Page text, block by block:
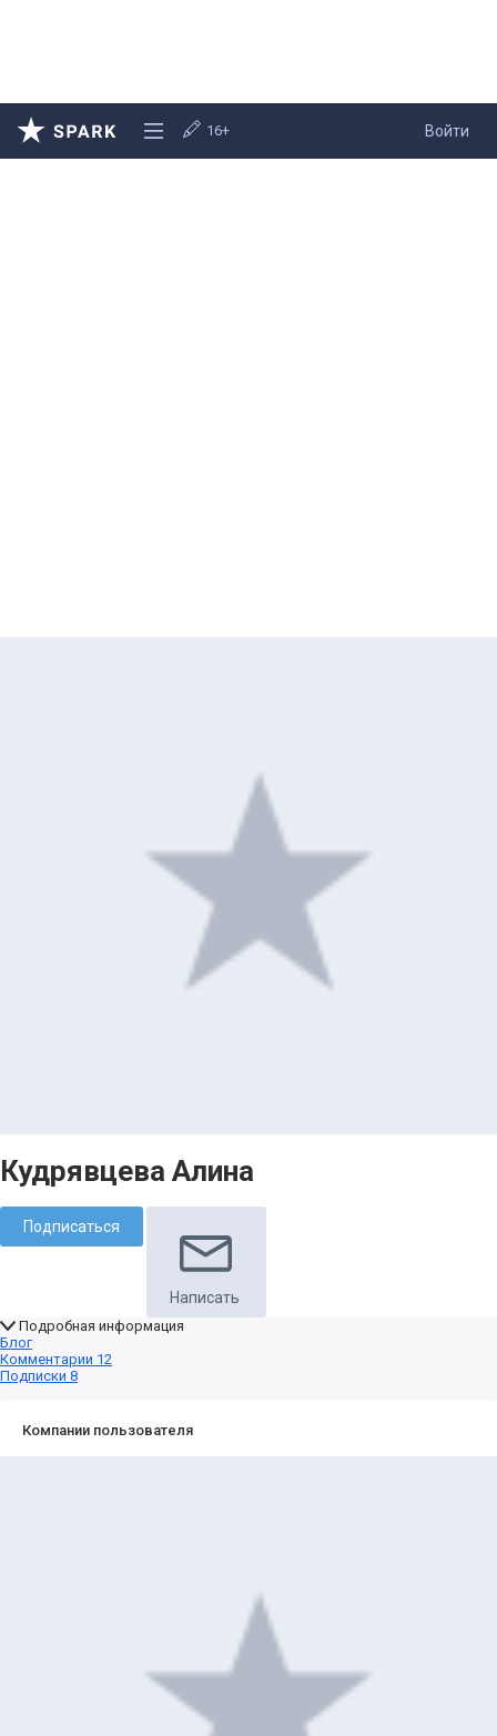
Войти
16+
Кудрявцева Алина
Подписаться
Написать
Подробная информация
Блог
Комментарии 12
Подписки 8
Компании пользователя